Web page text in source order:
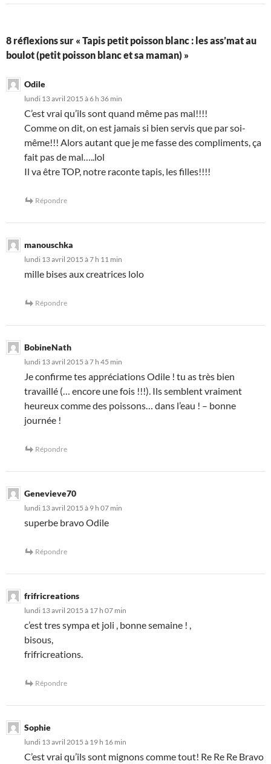
8 réflexions sur « Tapis petit poisson blanc : les ass’mat au
boulot (petit poisson blanc et sa maman) »
Odile
lundi 13 avril 2015 à 6 h 36 min
C’est vrai qu’ils sont quand même pas mal!!!!
Comme on dit, on est jamais si bien servis que par soi-
même!!! Alors autant que je me fasse des compliments, ça
fait pas de mal…..lol
Il va être TOP, notre raconte tapis, les filles!!!!
Répondre
manouschka
lundi 13 avril 2015 à 7 h 11 min
mille bises aux creatrices lolo
Répondre
BobineNath
lundi 13 avril 2015 à 7 h 45 min
Je confirme tes appréciations Odile ! tu as très bien
travaillé (… encore une fois !!!). Ils semblent vraiment
heureux comme des poissons… dans l’eau ! – bonne
journée !
Répondre
Genevieve70
lundi 13 avril 2015 à 9 h 07 min
superbe bravo Odile
Répondre
frifricreations
lundi 13 avril 2015 à 17 h 07 min
c’est tres sympa et joli , bonne semaine ! ,
bisous,
frifricreations.
Répondre
Sophie
lundi 13 avril 2015 à 19 h 16 min
C’est vrai qu’ils sont mignons comme tout! Re Re Re Bravo